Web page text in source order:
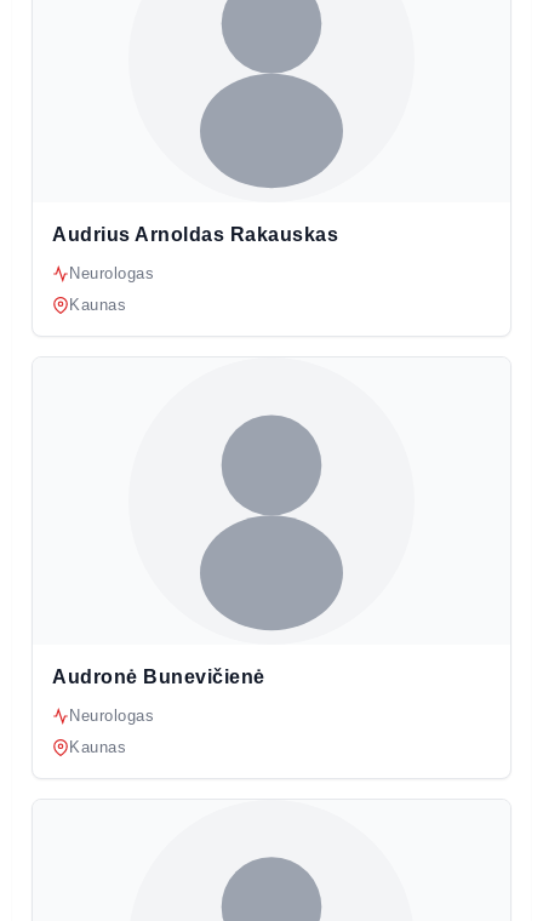
Audrius Arnoldas Rakauskas
Neurologas
Kaunas
Audronė Bunevičienė
Neurologas
Kaunas